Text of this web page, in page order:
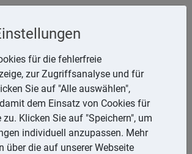
Mainhardt
online.de
für die fehlerfreie
zur Zugriffsanalyse und für
Sie auf "Alle auswählen",
dem Einsatz von Cookies für
zu. Klicken Sie auf "Speichern", um
individuell anzupassen. Mehr
über die auf unserer Webseite